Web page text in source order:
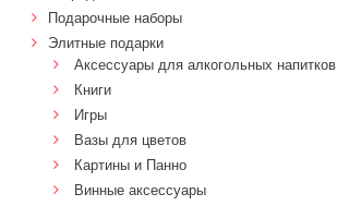
Подарочные наборы
Элитные подарки
Аксессуары для алкогольных напитков
Книги
Игры
Вазы для цветов
Картины и Панно
Винные аксессуары